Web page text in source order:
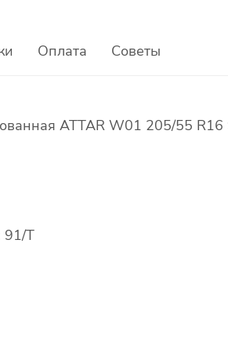
Оплата Советы
ATTAR W01 205/55 R16
91/T